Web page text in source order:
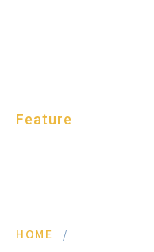
Feature
HOME /